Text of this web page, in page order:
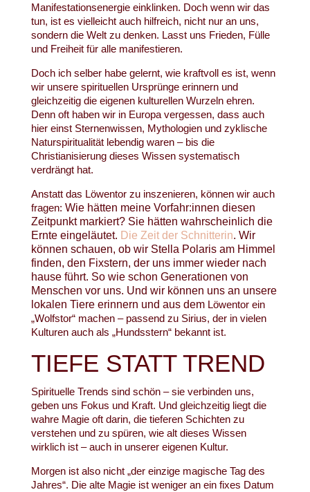
Manifestationsenergie einklinken. Doch wenn wir das
tun, ist es vielleicht auch hilfreich, nicht nur an uns,
sondern die Welt zu denken. Lasst uns Frieden, Fülle
und Freiheit für alle manifestieren.
Doch ich selber habe gelernt, wie kraftvoll es ist, wenn
wir unsere spirituellen Ursprünge erinnern und
gleichzeitig die eigenen kulturellen Wurzeln ehren.
Denn oft haben wir in Europa vergessen, dass auch
hier einst Sternenwissen, Mythologien und zyklische
Naturspiritualität lebendig waren – bis die
Christianisierung dieses Wissen systematisch
verdrängt hat.
Anstatt das Löwentor zu inszenieren, können wir auch
fragen: Wie hätten meine Vorfahr:innen diesen
Zeitpunkt markiert? Sie hätten wahrscheinlich die
Ernte eingeläutet. Die Zeit der Schnitterin. Wir
können schauen, ob wir Stella Polaris am Himmel
finden, den Fixstern, der uns immer wieder nach
hause führt. So wie schon Generationen von
Menschen vor uns. Und wir können uns an unsere
lokalen Tiere erinnern und aus dem Löwentor ein
„Wolfstor“ machen – passend zu Sirius, der in vielen
Kulturen auch als „Hundsstern“ bekannt ist.
TIEFE STATT TREND
Spirituelle Trends sind schön – sie verbinden uns,
geben uns Fokus und Kraft. Und gleichzeitig liegt die
wahre Magie oft darin, die tieferen Schichten zu
verstehen und zu spüren, wie alt dieses Wissen
wirklich ist – auch in unserer eigenen Kultur.
Morgen ist also nicht „der einzige magische Tag des
Jahres“. Die alte Magie ist weniger an ein fixes Datum